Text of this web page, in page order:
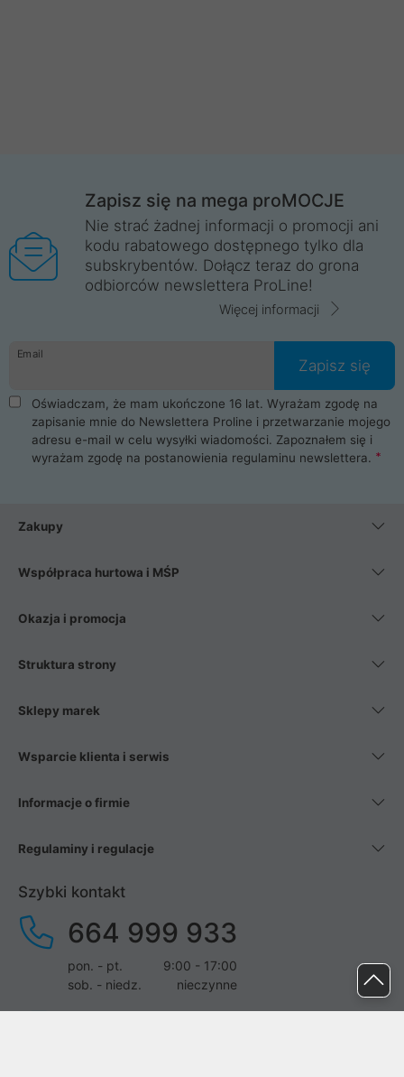
Zapisz się na mega proMOCJE
Nie strać żadnej informacji o promocji ani
kodu rabatowego dostępnego tylko dla
subskrybentów. Dołącz teraz do grona
odbiorców newslettera ProLine!
Więcej informacji
Email
Zapisz się
Oświadczam, że mam ukończone 16 lat. Wyrażam zgodę na
zapisanie mnie do Newslettera Proline i przetwarzanie mojego
adresu e-mail w celu wysyłki wiadomości. Zapoznałem się i
wyrażam zgodę na postanowienia regulaminu newslettera.
Zakupy
Współpraca hurtowa i MŚP
Okazja i promocja
Struktura strony
Sklepy marek
Wsparcie klienta i serwis
Informacje o firmie
Regulaminy i regulacje
Szybki kontakt
664 999 933
pon. - pt.
9:00 - 17:00
sob. - niedz.
nieczynne